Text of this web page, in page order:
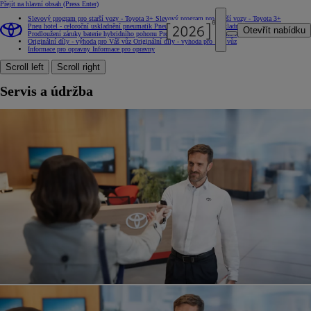
Přejít na hlavní obsah (Press Enter)
Otevřít nabídku
Slevový program pro starší vozy - Toyota 3+ Slevový program pro starší vozy - Toyota 3+
Pneu hotel - celoroční uskladnění pneumatik Pneu hotel - celoroční uskladnění pneumatik
Prodloužení záruky baterie hybridního pohonu Prodloužení záruky baterie hybridního pohonu
Originální díly - výhoda pro Váš vůz Originální díly - výhoda pro Váš vůz
Informace pro opravny Informace pro opravny
Scroll left Scroll right
Servis a údržba